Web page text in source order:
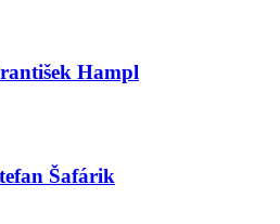
Hampl
Šafárik